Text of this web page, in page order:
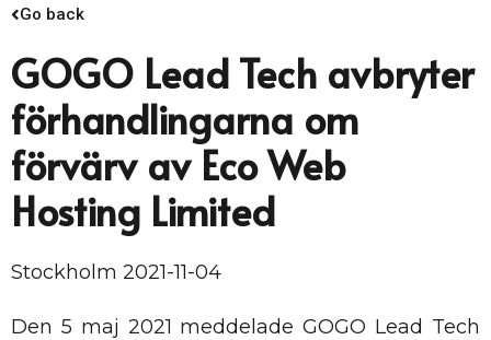
Go back
GOGO Lead Tech avbryter
förhandlingarna om
förvärv av Eco Web
Hosting Limited
Stockholm 2021-11-04
Den 5 maj 2021 meddelade GOGO Lead Tech